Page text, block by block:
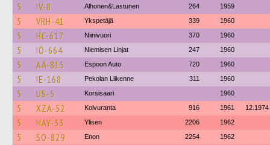
5 IV-8 Alhonen&Lastunen 264 1959
5 VRH-41 Ykspetäjä 339 1960
5 HC-617 Niinivuori 370 1960
5 IÖ-664 Niemisen Linjat 247 1960
5 AÄ-815 Espoon Auto 720 1960
5 IE-168 Pekolan Liikenne 311 1960
5 US-5 Korsisaari 1960
5 XZA-52 Koivuranta 916 1961 12.1974
5 HAY-33 Ylisen 2206 1962
5 SO-829 Enon 2254 1962